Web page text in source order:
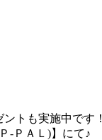
トも実施中です！
-ＰＡＬ)】にて♪